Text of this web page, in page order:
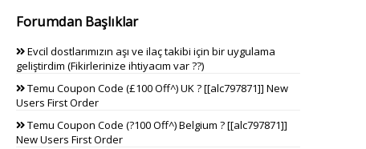
Forumdan Başlıklar
Evcil dostlarımızın aşı ve ilaç takibi için bir uygulama
geliştirdim (Fikirlerinize ihtiyacım var ??)
Temu Coupon Code (£100 Off^) UK ? [[alc797871]] New
Users First Order
Temu Coupon Code (?100 Off^) Belgium ? [[alc797871]]
New Users First Order